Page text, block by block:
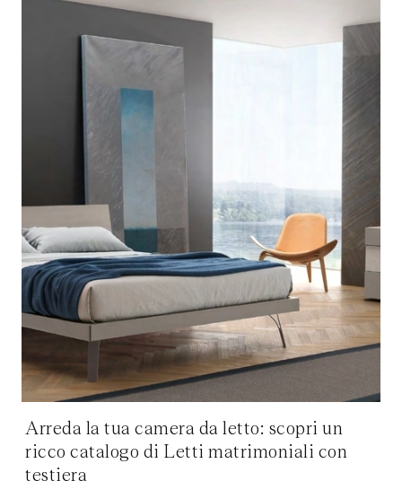
Arreda la tua camera da letto: scopri un
ricco catalogo di Letti matrimoniali con
testiera